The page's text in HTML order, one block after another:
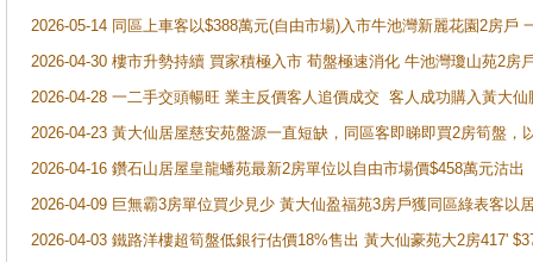
2026-05-14 同區上車客以$388萬元(自由市場)入市牛池灣新麗花園2房戶
2026-04-30 樓市升勢持續 買家積極入市 荀盤極速消化 牛池灣瓊山苑2房
2026-04-28 一二手交頭暢旺 業主反價客人追價成交 客人成功購入黃大
2026-04-23 黃大仙居屋慈安苑盤源一直短缺，同區客即睇即買2房筍盤，
2026-04-16 鑽石山居屋皇龍蟠苑最新2房單位以自由市場價$458萬元沽出
2026-04-09 巨無霸3房單位買少見少 黃大仙盈福苑3房戶獲同區綠表客以
2026-04-03 鐵路洋樓超筍盤低銀行估價18%售出 黃大仙豪苑大2房417'